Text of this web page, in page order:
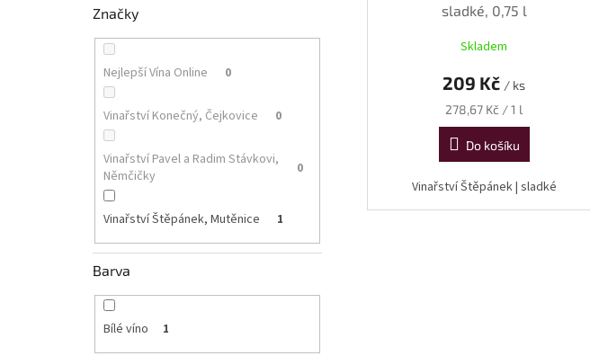
Značky
Nejlepší Vína Online 0
Vinařství Konečný, Čejkovice 0
Vinařství Pavel a Radim Stávkovi,
Němčičky
0
Vinařství Štěpánek, Mutěnice 1
Barva
Bílé víno 1
sladké, 0,75 l
Skladem
209 Kč / ks
Měrná
cena:
278,67 Kč / 1 l
Do košíku
Vinařství Štěpánek | sladké